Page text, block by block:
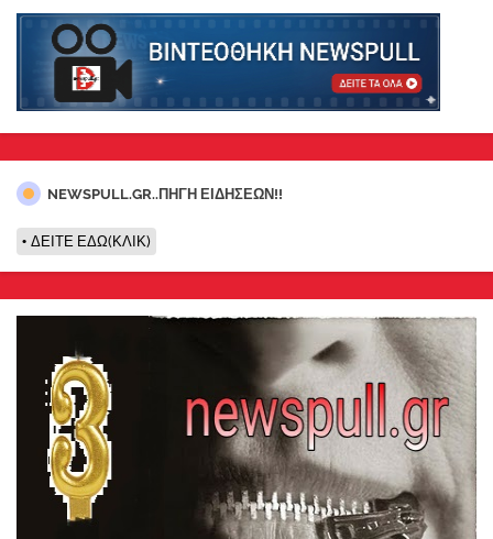
NEWSPULL.GR..ΠΗΓΗ ΕΙΔΗΣΕΩΝ!!
ΔΕΙΤΕ ΕΔΩ(ΚΛΙΚ)